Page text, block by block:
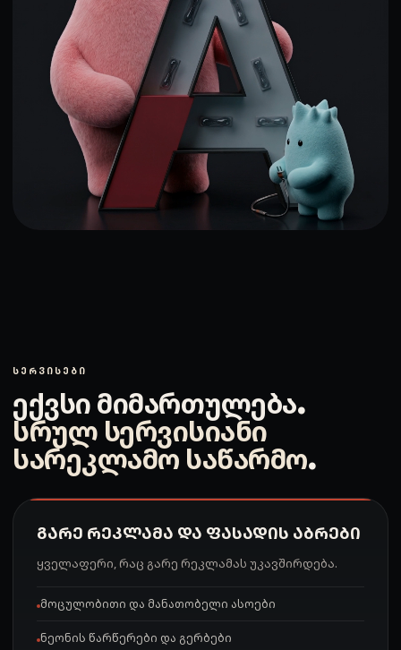
ᲡᲔᲠᲕᲘᲡᲔᲑᲘ
ექვსი მიმართულება.
სრულ სერვისიანი
სარეკლამო საწარმო.
ᲒᲐᲠᲔ ᲠᲔᲙᲚᲐᲛᲐ ᲓᲐ ᲤᲐᲡᲐᲓᲘᲡ ᲐᲑᲠᲔᲑᲘ
ყველაფერი, რაც გარე რეკლამას უკავშირდება.
მოცულობითი და მანათობელი ასოები
ნეონის წარწერები და გერბები